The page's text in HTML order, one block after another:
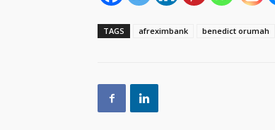
TAGS afreximbank benedict orumah